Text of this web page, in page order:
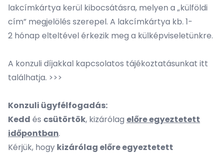
lakcímkártya kerül kibocsátásra, melyen a „külföldi
cím” megjelölés szerepel. A lakcímkártya kb. 1-
2 hónap elteltével érkezik meg a külképviseletünkre.
A konzuli díjakkal kapcsolatos tájékoztatásunkat itt
találhatja. >>>
Konzuli ügyfélfogadás:
Kedd és csütörtök, kizárólag előre egyeztetett
időpontban.
Kérjük, hogy kizárólag előre egyeztetett